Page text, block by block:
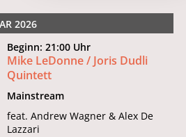
2026
Beginn: 21:00 Uhr
Mike LeDonne / Joris Dudli
Quintett
Mainstream
feat. Andrew Wagner & Alex De
Lazzari